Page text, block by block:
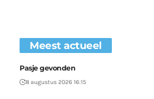
Meest actueel
Pasje gevonden
8 augustus 2026 16:15